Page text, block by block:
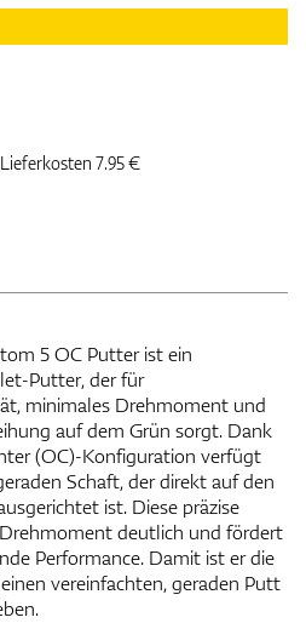
7.95 €
5 OC Putter ist ein
Putter, der für
minimales Drehmoment und
auf dem Grün sorgt. Dank
(OC)-Konfiguration verfügt
Schaft, der direkt auf den
ist. Diese präzise
deutlich und fördert
Performance. Damit ist er die
vereinfachten, geraden Putt